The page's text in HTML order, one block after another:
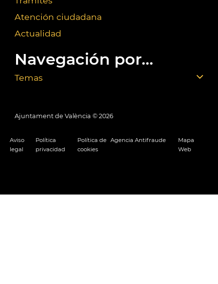
Atención ciudadana
Actualidad
Navegación por...
Temas
Ajuntament de València © 2026
Aviso
legal
Política
privacidad
Política de
cookies
Agencia Antifraude
Mapa
Web